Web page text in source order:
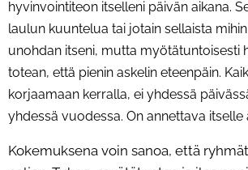
hyvinvointiteon itselleni päivän aikana.
laulun kuuntelua tai jotain sellaista
unohdan itseni, mutta myötätuntoisesti
totean, että pienin askelin eteenpäin.
korjaamaan kerralla, ei yhdessä
yhdessä vuodessa. On annettava itselle
Kokemuksena voin sanoa, että